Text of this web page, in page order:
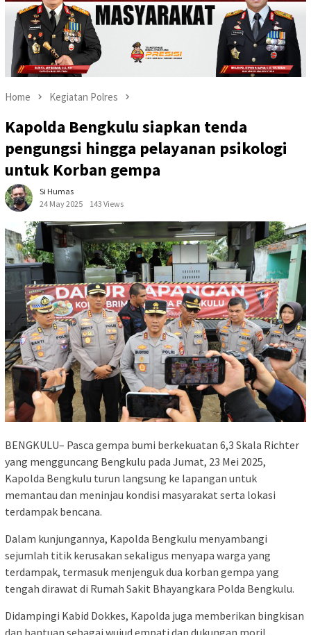
Home Kegiatan Polres
Kapolda Bengkulu siapkan tenda
pengungsi hingga pelayanan psikologi
untuk Korban gempa
Si Humas
24 May 2025
143 Views
BENGKULU– Pasca gempa bumi berkekuatan 6,3 Skala Richter
yang mengguncang Bengkulu pada Jumat, 23 Mei 2025,
Kapolda Bengkulu turun langsung ke lapangan untuk
memantau dan meninjau kondisi masyarakat serta lokasi
terdampak bencana.
Dalam kunjungannya, Kapolda Bengkulu menyambangi
sejumlah titik kerusakan sekaligus menyapa warga yang
terdampak, termasuk menjenguk dua korban gempa yang
tengah dirawat di Rumah Sakit Bhayangkara Polda Bengkulu.
Didampingi Kabid Dokkes, Kapolda juga memberikan bingkisan
dan bantuan sebagai wujud empati dan dukungan moril.